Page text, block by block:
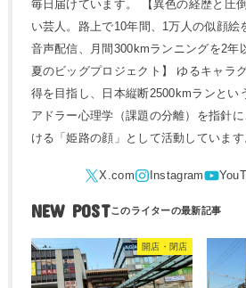
毎日届けています。 【異色の経歴と圧
い芸人。路上で10年間、1万人の似顔絵
音声配信、月間300kmランニングを2年
夏のビッグプロジェクト】 ゆるキャラ
得を目指し、日本縦断2500kmランとい
アドラー心理学（課題の分離）を指針
ける「姫路の顔」として活動しています
NEW POST
開店・閉店